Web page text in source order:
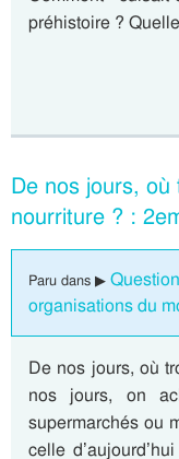
préhistoire ?
De nos jours,
nourriture ? :
Paru dans ▶
organisations du
De nos jours, où
nos jours, on
supermarchés ou
celle